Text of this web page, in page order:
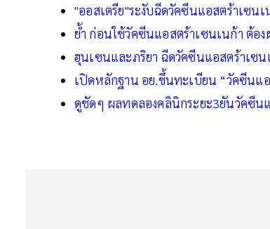
"ออสเตรีย"ระงับฉีดวัคซีนแอสตร้าเซน
ย้ำ ก่อนใช้วัคซีนแอสตร้าเซนเนก้า ต้
ฮุนเซนและภริยา ฉีดวัคซีนแอสตร้าเซน
เปิดหลักฐาน อย.ขึ้นทะเบียน “วัคซีนแ
ดูชัดๆ ผลทดลองคลินิกระยะ3ยันวัคซีน